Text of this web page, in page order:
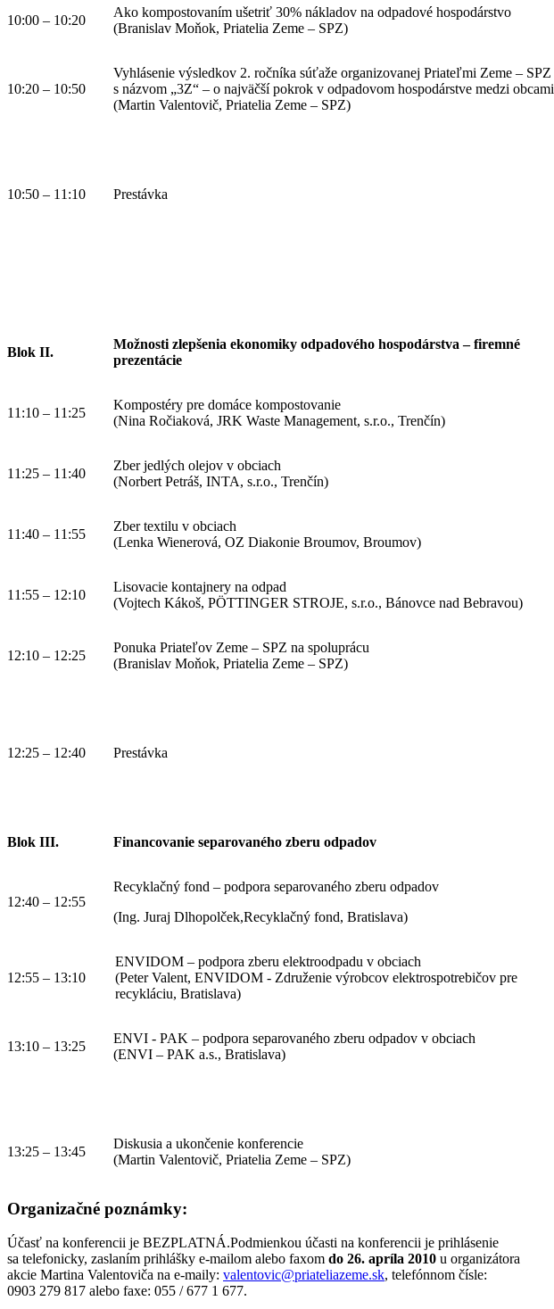
10:00 – 10:20
Ako kompostovaním ušetriť 30% nákladov na odpadové hospodárstvo
(Branislav Moňok, Priatelia Zeme – SPZ)
10:20 – 10:50
Vyhlásenie výsledkov 2. ročníka súťaže organizovanej Priateľmi Zeme – SPZ
s názvom „3Z“ – o najväčší pokrok v odpadovom hospodárstve medzi obcami
(Martin Valentovič, Priatelia Zeme – SPZ)
10:50 – 11:10 Prestávka
Blok II.
Možnosti zlepšenia ekonomiky odpadového hospodárstva – firemné
prezentácie
11:10 – 11:25
Kompostéry pre domáce kompostovanie
(Nina Ročiaková, JRK Waste Management, s.r.o., Trenčín)
11:25 – 11:40
Zber jedlých olejov v obciach
(Norbert Petráš, INTA, s.r.o., Trenčín)
11:40 – 11:55
Zber textilu v obciach
(Lenka Wienerová, OZ Diakonie Broumov, Broumov)
11:55 – 12:10
Lisovacie kontajnery na odpad
(Vojtech Kákoš, PÖTTINGER STROJE, s.r.o., Bánovce nad Bebravou)
12:10 – 12:25
Ponuka Priateľov Zeme – SPZ na spoluprácu
(Branislav Moňok, Priatelia Zeme – SPZ)
12:25 – 12:40 Prestávka
Blok III. Financovanie separovaného zberu odpadov
12:40 – 12:55
Recyklačný fond – podpora separovaného zberu odpadov
(Ing. Juraj Dlhopolček,Recyklačný fond, Bratislava)
12:55 – 13:10
ENVIDOM – podpora zberu elektroodpadu v obciach
(Peter Valent, ENVIDOM - Združenie výrobcov elektrospotrebičov pre
recykláciu, Bratislava)
13:10 – 13:25
ENVI - PAK – podpora separovaného zberu odpadov v obciach
(ENVI – PAK a.s., Bratislava)
13:25 – 13:45
Diskusia a ukončenie konferencie
(Martin Valentovič, Priatelia Zeme – SPZ)
Organizačné poznámky:
Účasť na konferencii je BEZPLATNÁ.Podmienkou účasti na konferencii je prihlásenie
sa telefonicky, zaslaním prihlášky e-mailom alebo faxom do 26. apríla 2010 u organizátora
akcie Martina Valentoviča na e-maily: valentovic@priateliazeme.sk, telefónnom čísle:
0903 279 817 alebo faxe: 055 / 677 1 677.